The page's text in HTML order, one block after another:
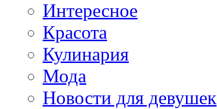
Интересное
Красота
Кулинария
Мода
Новости для девушек